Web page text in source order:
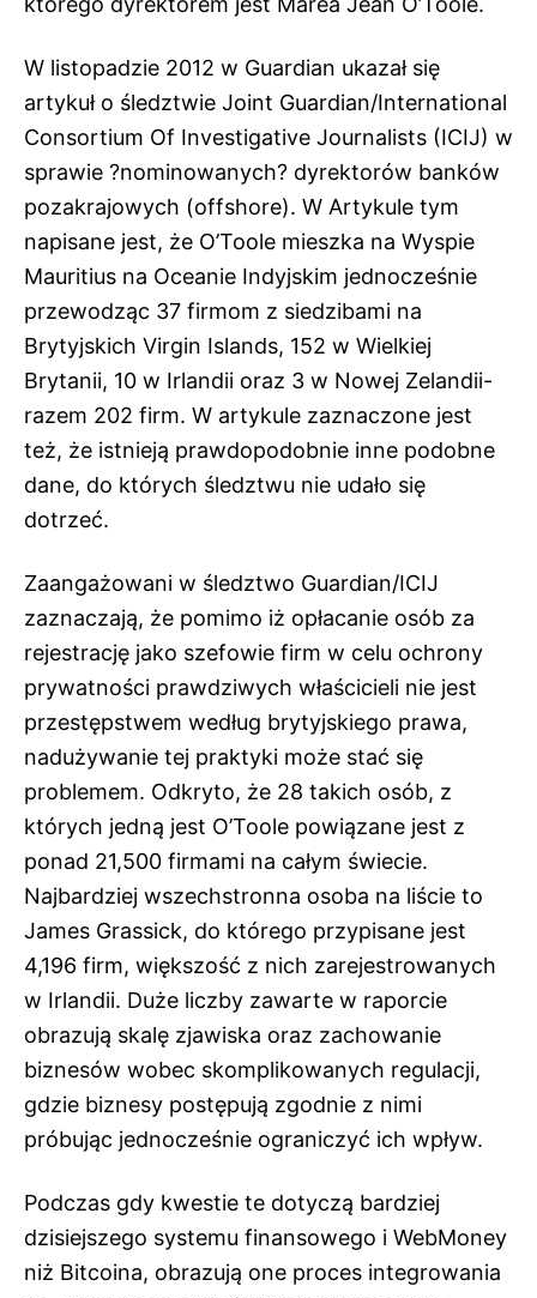
W listopadzie 2012 w Guardian ukazał się
artykuł o śledztwie Joint Guardian/International
Consortium Of Investigative Journalists (ICIJ) w
sprawie ?nominowanych? dyrektorów banków
pozakrajowych (offshore). W Artykule tym
napisane jest, że O’Toole mieszka na Wyspie
Mauritius na Oceanie Indyjskim jednocześnie
przewodząc 37 firmom z siedzibami na
Brytyjskich Virgin Islands, 152 w Wielkiej
Brytanii, 10 w Irlandii oraz 3 w Nowej Zelandii-
razem 202 firm. W artykule zaznaczone jest
też, że istnieją prawdopodobnie inne podobne
dane, do których śledztwu nie udało się
dotrzeć.
Zaangażowani w śledztwo Guardian/ICIJ
zaznaczają, że pomimo iż opłacanie osób za
rejestrację jako szefowie firm w celu ochrony
prywatności prawdziwych właścicieli nie jest
przestępstwem według brytyjskiego prawa,
nadużywanie tej praktyki może stać się
problemem. Odkryto, że 28 takich osób, z
których jedną jest O’Toole powiązane jest z
ponad 21,500 firmami na całym świecie.
Najbardziej wszechstronna osoba na liście to
James Grassick, do którego przypisane jest
4,196 firm, większość z nich zarejestrowanych
w Irlandii. Duże liczby zawarte w raporcie
obrazują skalę zjawiska oraz zachowanie
biznesów wobec skomplikowanych regulacji,
gdzie biznesy postępują zgodnie z nimi
próbując jednocześnie ograniczyć ich wpływ.
Podczas gdy kwestie te dotyczą bardziej
dzisiejszego systemu finansowego i WebMoney
niż Bitcoina, obrazują one proces integrowania